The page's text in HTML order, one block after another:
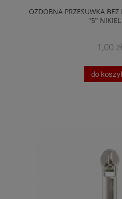
OZDOBNA PRZESUWKA
"5"
1,00 zł
do